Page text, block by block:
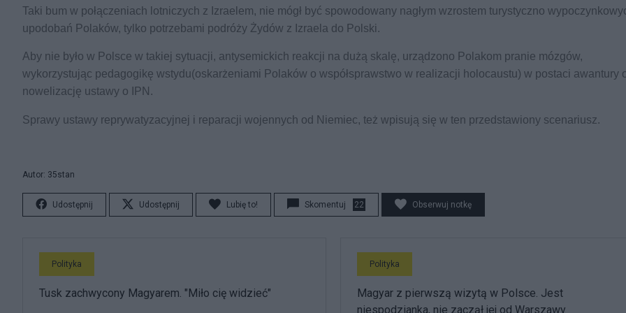
Taki bum w połączeniach lotniczych z Izraelem, nie mógł być spowodowany nagłym wzrostem turystyczno
upodobań Polaków, tylko potrzebami podróży Żydów z Izraela do Polski.
Aby nie było w Polsce w takiej sytuacji, antysemickich reakcji na dużą skalę, urządzono Polakom pranie mózgów,
wykorzystując pedagogikę wstydu(oskarżeniami Polaków o współsprawstwo w realizacji holocaustu) w postaci awantury
nowelizację ustawy o IPN.
Sprawy ustawy reprywatyzacyjnej i reparacji wojennych od Niemiec, też wpisują się w ten przedstawiony scenariusz.
Autor: 35stan
Udostępnij Udostępnij Lubię to! Skomentuj 22 Obserwuj notkę
Polityka
Tusk zachwycony Magyarem. "Miło cię widzieć"
Polityka
Magyar z pierwszą wizytą w Polsce. Jest
niespodzianka, nie zaczął jej od Warszawy